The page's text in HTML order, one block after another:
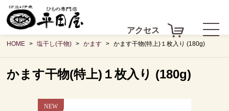
アクセス
HOME 塩干し(干物) かます かます干物(特上)１枚入り (180g)
かます干物(特上)１枚入り (180g)